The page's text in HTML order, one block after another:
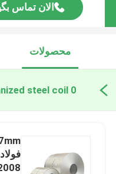
الان تماس
محصولات
0 7mm galvanized steel coil ساخت آنلاین